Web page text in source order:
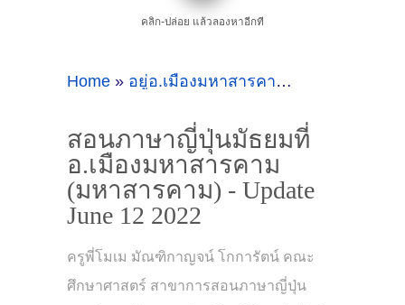
คลิก-ปล่อย แล้วลองหาอีกที
Home » อยู่อ.เมืองมหาสารคามเรียนภาษาญี่ปุ่นที่ไหนดี
สอนภาษาญี่ปุ่นมัธยมที่
อ.เมืองมหาสารคาม
(มหาสารคาม) - Update
June 12 2022
ครูพี่โมเม มัณฑิกาญจน์ โกการัตน์ คณะ
ศึกษาศาสตร์ สาขาการสอนภาษาญี่ปุ่น